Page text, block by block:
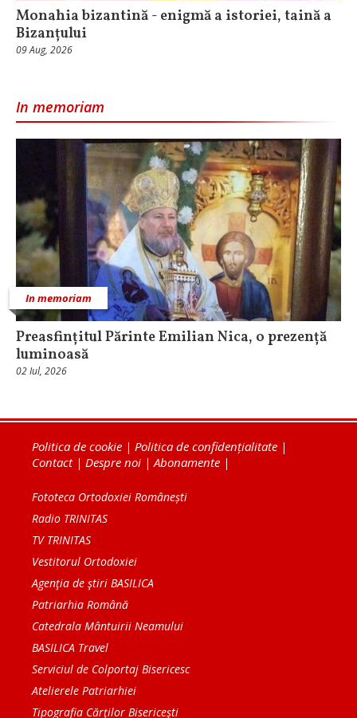
Monahia bizantină - enigmă a istoriei, taină a
Bizanțului
09 Aug, 2026
In memoriam
In memoriam
Preasfințitul Părinte Emilian Nica, o prezență
luminoasă
02 Iul, 2026
Politica de cookie | Politica de confidențialitate |
Contact| Despre noi |Abonamente |
Fototeca Ortodoxiei Românești
Radio TRINITAS
TV TRINITAS
Vestitorul Ortodoxiei
Agenţia de ştiri BASILICA
Patriarhia Română
Catedrala Mântuirii Neamului
BASILICA Travel
Serviciul de Colportaj Bisericesc
Atelierele Patriarhiei
Tipografia Cărţilor Bisericeşti